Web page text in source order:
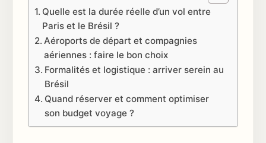
Quelle est la durée réelle d’un vol entre
Paris et le Brésil ?
Aéroports de départ et compagnies
aériennes : faire le bon choix
Formalités et logistique : arriver serein au
Brésil
Quand réserver et comment optimiser
son budget voyage ?